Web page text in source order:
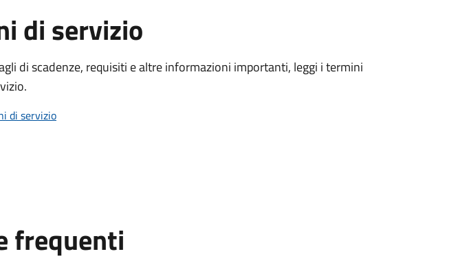
di servizio
di scadenze, requisiti e altre informazioni importanti, leggi i termini
di servizio
frequenti